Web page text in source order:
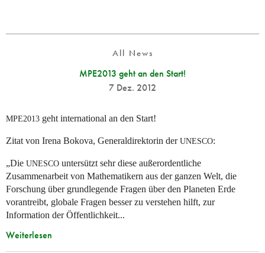
All News
MPE2013 geht an den Start!
7 Dez. 2012
MPE2013 geht international an den Start!
Zitat von Irena Bokova, Generaldirektorin derUNESCO:
„Die UNESCO untersützt sehr diese außerordentliche
Zusammenarbeit von Mathematikern aus der ganzen Welt, die
Forschung über grundlegende Fragen über den Planeten Erde
vorantreibt, globale Fragen besser zu verstehen hilft, zur
Information der Öffentlichkeit...
Weiterlesen